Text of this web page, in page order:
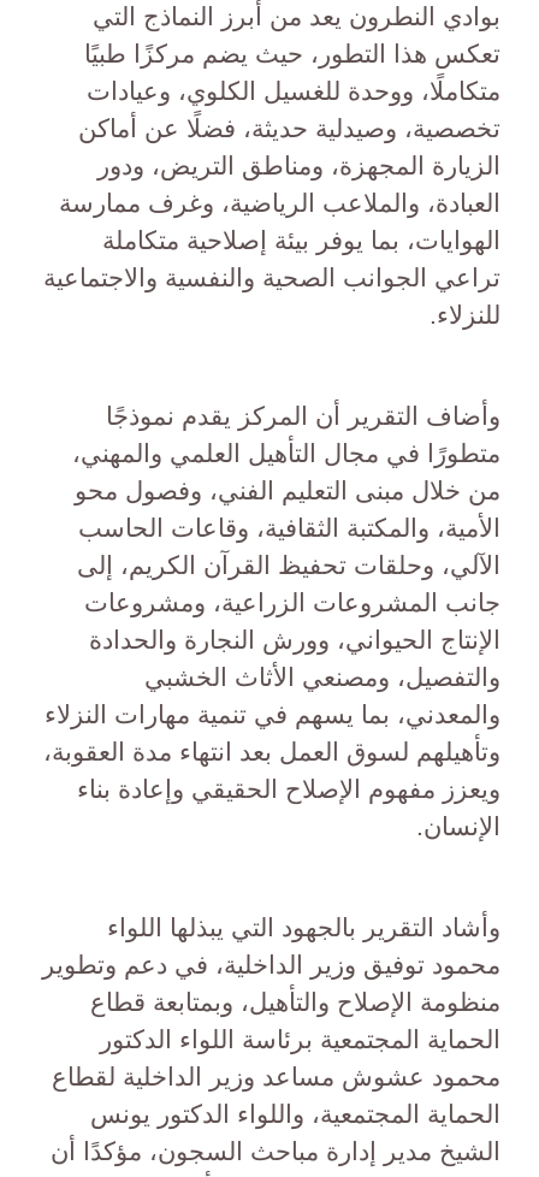
بوادي النطرون يعد من أبرز النماذج التي
تعكس هذا التطور، حيث يضم مركزًا طبيًا
متكاملًا، ووحدة للغسيل الكلوي، وعيادات
تخصصية، وصيدلية حديثة، فضلًا عن أماكن
الزيارة المجهزة، ومناطق التريض، ودور
العبادة، والملاعب الرياضية، وغرف ممارسة
الهوايات، بما يوفر بيئة إصلاحية متكاملة
تراعي الجوانب الصحية والنفسية والاجتماعية
للنزلاء.
وأضاف التقرير أن المركز يقدم نموذجًا
متطورًا في مجال التأهيل العلمي والمهني،
من خلال مبنى التعليم الفني، وفصول محو
الأمية، والمكتبة الثقافية، وقاعات الحاسب
الآلي، وحلقات تحفيظ القرآن الكريم، إلى
جانب المشروعات الزراعية، ومشروعات
الإنتاج الحيواني، وورش النجارة والحدادة
والتفصيل، ومصنعي الأثاث الخشبي
والمعدني، بما يسهم في تنمية مهارات النزلاء
وتأهيلهم لسوق العمل بعد انتهاء مدة العقوبة،
ويعزز مفهوم الإصلاح الحقيقي وإعادة بناء
الإنسان.
وأشاد التقرير بالجهود التي يبذلها اللواء
محمود توفيق وزير الداخلية، في دعم وتطوير
منظومة الإصلاح والتأهيل، وبمتابعة قطاع
الحماية المجتمعية برئاسة اللواء الدكتور
محمود عشوش مساعد وزير الداخلية لقطاع
الحماية المجتمعية، واللواء الدكتور يونس
الشيخ مدير إدارة مباحث السجون، مؤكدًا أن